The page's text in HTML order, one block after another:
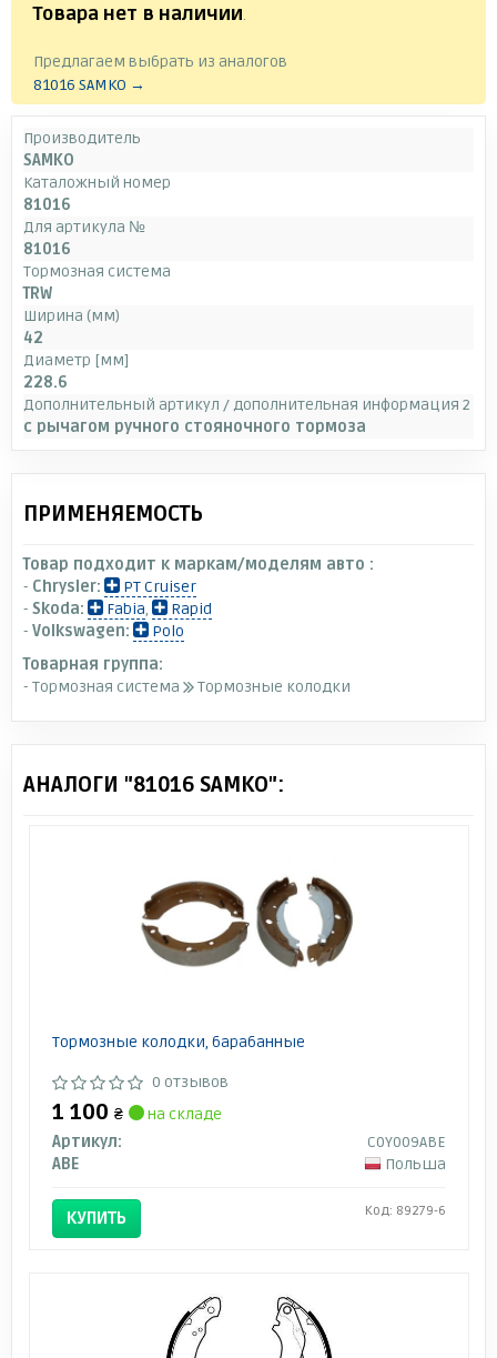
Товара нет в наличии.
Предлагаем выбрать из аналогов
81016 SAMKO →
Производитель
SAMKO
Каталожный номер
81016
Для артикула №
81016
Тормозная система
TRW
Ширина (мм)
42
Диаметр [мм]
228.6
Дополнительный артикул / дополнительная информация 2
с рычагом ручного стояночного тормоза
ПРИМЕНЯЕМОСТЬ
Товар подходит к маркам/моделям авто :
- Chrysler:
PT Cruiser
- Skoda: Fabia,
Rapid
- Volkswagen:
Polo
Товарная группа:
- Тормозная система
Тормозные колодки
АНАЛОГИ "81016 SAMKO":
Тормозные колодки, барабанные
0 отзывов
1 100 ₴
на складе
Артикул:
C0Y009ABE
ABE
Польша
КУПИТЬ Код: 89279-6